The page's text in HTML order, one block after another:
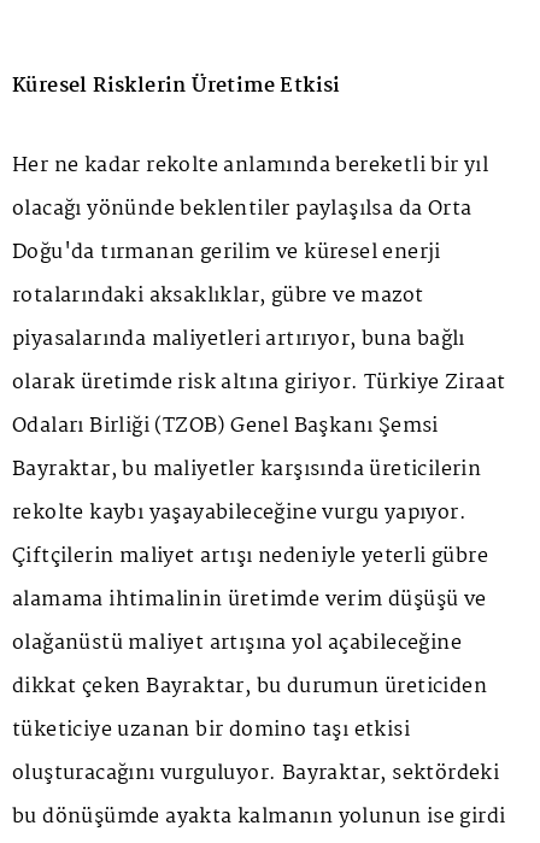
Küresel Risklerin Üretime Etkisi
Her ne kadar rekolte anlamında bereketli bir yıl
olacağı yönünde beklentiler paylaşılsa da Orta
Doğu'da tırmanan gerilim ve küresel enerji
rotalarındaki aksaklıklar, gübre ve mazot
piyasalarında maliyetleri artırıyor, buna bağlı
olarak üretimde risk altına giriyor. Türkiye Ziraat
Odaları Birliği (TZOB) Genel Başkanı Şemsi
Bayraktar, bu maliyetler karşısında üreticilerin
rekolte kaybı yaşayabileceğine vurgu yapıyor.
Çiftçilerin maliyet artışı nedeniyle yeterli gübre
alamama ihtimalinin üretimde verim düşüşü ve
olağanüstü maliyet artışına yol açabileceğine
dikkat çeken Bayraktar, bu durumun üreticiden
tüketiciye uzanan bir domino taşı etkisi
oluşturacağını vurguluyor. Bayraktar, sektördeki
bu dönüşümde ayakta kalmanın yolunun ise girdi